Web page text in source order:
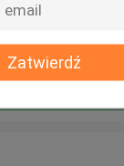
Zatwierdź